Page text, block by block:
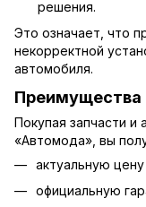
решения.
Это означает, что
некорректной
автомобиля.
Преимущества
Покупая запчасти и
«Автомода», вы
актуальную
официальную